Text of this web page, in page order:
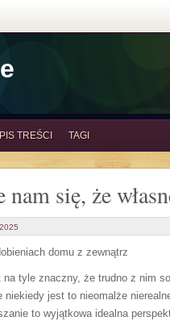
TREŚCI TAGI
się, że
domu z zewnątrz
tyle znaczny, że trudno z nim
jest to nieomalże
to wyjątkowa idealna